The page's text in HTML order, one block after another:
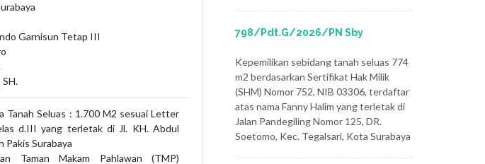
Garnisun Tetap III
Tanah Seluas : 1.700 M2 sesuai Letter
d.III yang terletak di Jl. KH. Abdul
Pakis Surabaya
Taman Makam Pahlawan (TMP)
798/Pdt.G/2026/PN Sby
Kepemilikan sebidang tanah seluas 774
m2 berdasarkan Sertifikat Hak Milik
(SHM) Nomor 752, NIB 03306, terdaftar
atas nama Fanny Halim yang terletak di
Jalan Pandegiling Nomor 125, DR.
Soetomo, Kec. Tegalsari, Kota Surabaya